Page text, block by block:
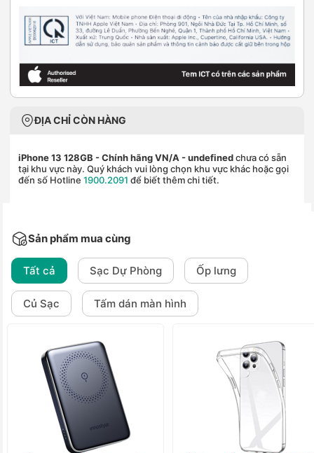
ĐỊA CHỈ CÒN HÀNG
iPhone 13 128GB - Chính hãng VN/A - undefinedchưa có sẵn
tại khu vực này. Quý khách vui lòng chọn khu vực khác hoặc gọi
đến số Hotline 1900.2091 để biết thêm chi tiết.
Sản phẩm mua cùng
Tất cả Sạc Dự Phòng Ốp lưng
Củ Sạc Tấm dán màn hình